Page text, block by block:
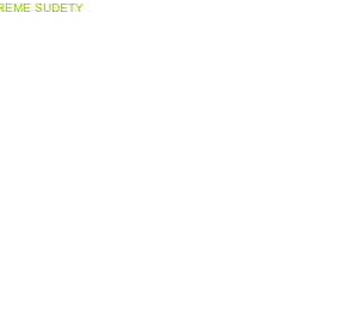
SUDETY